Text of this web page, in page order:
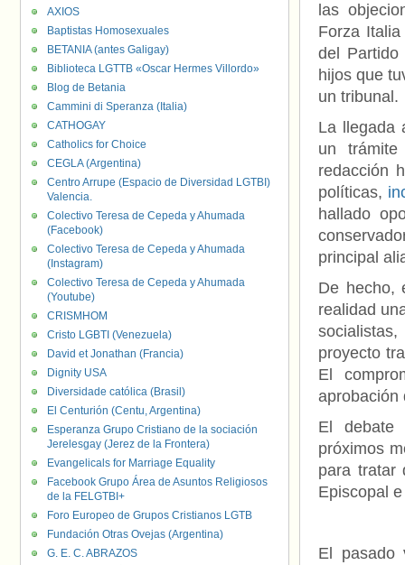
las
Forza
del
hijos que
un tribunal.
La llegada
un
redacción
políticas,
hallado
principal
De hecho,
realidad
proyecto
El
aprobación
El debate
próximos
para tratar
Episcopal
El pasado
AXIOS
Baptistas Homosexuales
BETANIA (antes Galigay)
Biblioteca LGTTB «Oscar Hermes Villordo»
Blog de Betania
Cammini di Speranza (Italia)
CATHOGAY
Catholics for Choice
CEGLA (Argentina)
Centro Arrupe (Espacio de Diversidad LGTBI)
Valencia.
Colectivo Teresa de Cepeda y Ahumada
(Facebook)
Colectivo Teresa de Cepeda y Ahumada
(Instagram)
Colectivo Teresa de Cepeda y Ahumada
(Youtube)
CRISMHOM
Cristo LGBTI (Venezuela)
David et Jonathan (Francia)
Dignity USA
Diversidade católica (Brasil)
El Centurión (Centu, Argentina)
Esperanza Grupo Cristiano de la sociación
Jerelesgay (Jerez de la Frontera)
Evangelicals for Marriage Equality
Facebook Grupo Área de Asuntos Religiosos
de la FELGTBI+
Foro Europeo de Grupos Cristianos LGTB
Fundación Otras Ovejas (Argentina)
G. E. C. ABRAZOS